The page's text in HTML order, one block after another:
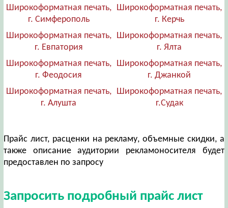
Широкоформатная печать,
г. Симферополь
Широкоформатная печать,
г. Керчь
Широкоформатная печать,
г. Евпатория
Широкоформатная печать,
г. Ялта
Широкоформатная печать,
г. Феодосия
Широкоформатная печать,
г. Джанкой
Широкоформатная печать,
г. Алушта
Широкоформатная печать,
г.Судак
Прайс лист, расценки на рекламу, объемные скидки, а
также описание аудитории рекламоносителя будет
предоставлен по запросу
Запросить подробный прайс лист